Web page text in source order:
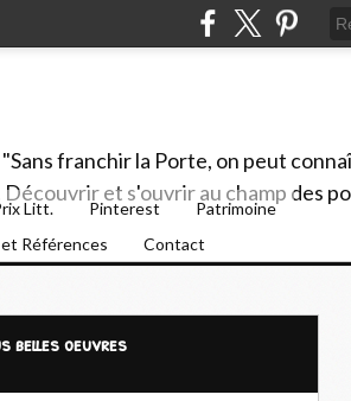
franchir la Porte, on peut
et s'ouvrir au champ des
Litt. Pinterest
Patrimoine
Références Contact
belles oeuvres